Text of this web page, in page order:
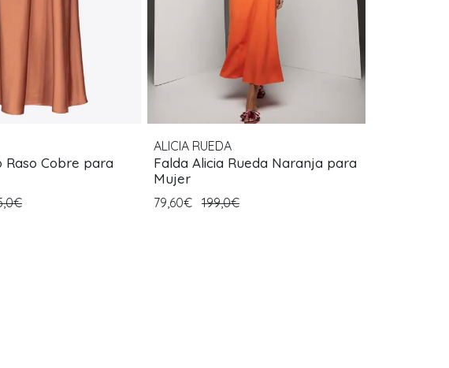
Raso Cobre para
ALICIA RUEDA
Falda Alicia Rueda Naranja para
Mujer
79,60€ 199,0€